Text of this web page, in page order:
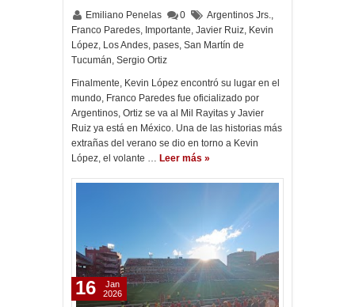
Emiliano Penelas 0 Argentinos Jrs.,
Franco Paredes, Importante, Javier Ruiz, Kevin
López, Los Andes, pases, San Martín de
Tucumán, Sergio Ortiz
Finalmente, Kevin López encontró su lugar en el
mundo, Franco Paredes fue oficializado por
Argentinos, Ortiz se va al Mil Rayitas y Javier
Ruiz ya está en México. Una de las historias más
extrañas del verano se dio en torno a Kevin
López, el volante … Leer más »
16
Jan
2026